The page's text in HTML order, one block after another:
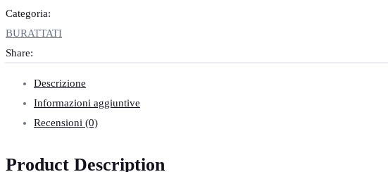
Categoria:
BURATTATI
Share:
Descrizione
Informazioni aggiuntive
Recensioni (0)
Product Description